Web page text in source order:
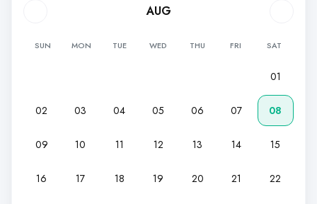
AUG
SUN MON TUE WED THU FRI SAT
01
02 03 04 05 06 07 08
09 10 11 12 13 14 15
16 17 18 19 20 21 22